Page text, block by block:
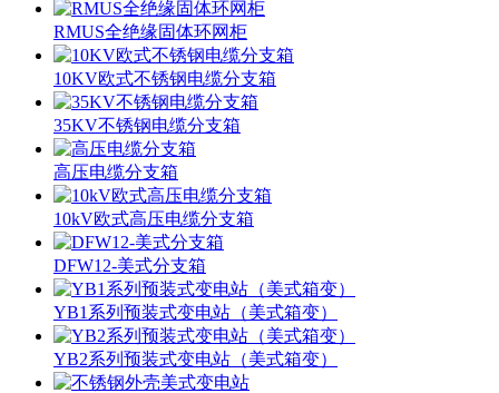
RMUS全绝缘固体环网柜
10KV欧式不锈钢电缆分支箱
35KV不锈钢电缆分支箱
高压电缆分支箱
10kV欧式高压电缆分支箱
DFW12-美式分支箱
YB1系列预装式变电站（美式箱变）
YB2系列预装式变电站（美式箱变）